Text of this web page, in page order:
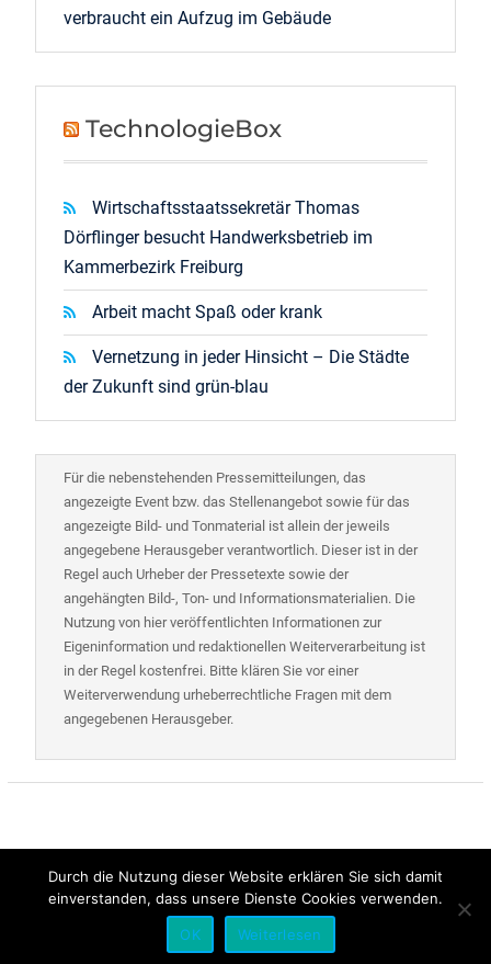
verbraucht ein Aufzug im Gebäude
TechnologieBox
Wirtschaftsstaatssekretär Thomas
Dörflinger besucht Handwerksbetrieb im
Kammerbezirk Freiburg
Arbeit macht Spaß oder krank
Vernetzung in jeder Hinsicht – Die Städte
der Zukunft sind grün-blau
Für die nebenstehenden Pressemitteilungen, das
angezeigte Event bzw. das Stellenangebot sowie für das
angezeigte Bild- und Tonmaterial ist allein der jeweils
angegebene Herausgeber verantwortlich. Dieser ist in der
Regel auch Urheber der Pressetexte sowie der
angehängten Bild-, Ton- und Informationsmaterialien. Die
Nutzung von hier veröffentlichten Informationen zur
Eigeninformation und redaktionellen Weiterverarbeitung ist
in der Regel kostenfrei. Bitte klären Sie vor einer
Weiterverwendung urheberrechtliche Fragen mit dem
angegebenen Herausgeber.
Alle Rechte vorbehalten | Presse-Control
Durch die Nutzung dieser Website erklären Sie sich damit
einverstanden, dass unsere Dienste Cookies verwenden.
OK Weiterlesen